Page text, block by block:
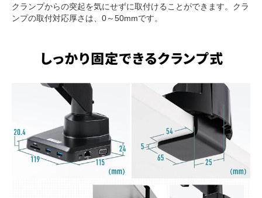
クランプからの突起を気にせずに取付けることができます。クラ
ンプの取付対応厚さは、0～50mmです。